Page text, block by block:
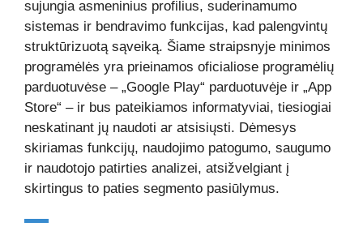
sujungia asmeninius profilius, suderinamumo
sistemas ir bendravimo funkcijas, kad palengvintų
struktūrizuotą sąveiką. Šiame straipsnyje minimos
programėlės yra prieinamos oficialiose programėlių
parduotuvėse – „Google Play“ parduotuvėje ir „App
Store“ – ir bus pateikiamos informatyviai, tiesiogiai
neskatinant jų naudoti ar atsisiųsti. Dėmesys
skiriamas funkcijų, naudojimo patogumo, saugumo
ir naudotojo patirties analizei, atsižvelgiant į
skirtingus to paties segmento pasiūlymus.